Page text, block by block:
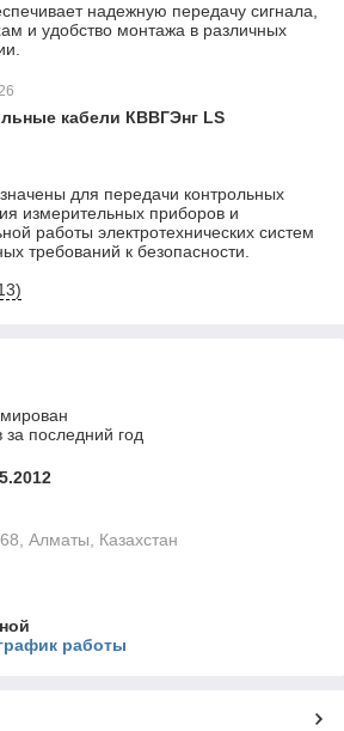
надежную передачу сигнала,
и удобство монтажа в различных
кабели КВВГЭнг LS
для передачи контрольных
измерительных приборов и
работы электротехнических систем
требований к безопасности.
последний год
Алматы, Казахстан
работы